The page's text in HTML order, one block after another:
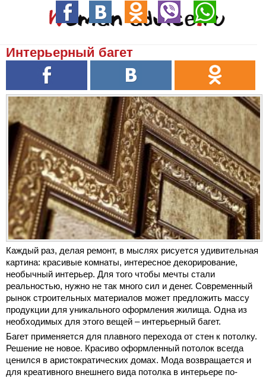
Интерьерный багет
Каждый раз, делая ремонт, в мыслях рисуется удивительная
картина: красивые комнаты, интересное декорирование,
необычный интерьер. Для того чтобы мечты стали
реальностью, нужно не так много сил и денег. Современный
рынок строительных материалов может предложить массу
продукции для уникального оформления жилища. Одна из
необходимых для этого вещей – интерьерный багет.
Багет применяется для плавного перехода от стен к потолку.
Решение не новое. Красиво оформленный потолок всегда
ценился в аристократических домах. Мода возвращается и
для креативного внешнего вида потолка в интерьере по-